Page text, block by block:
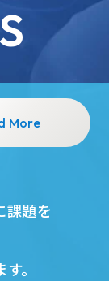
More
課題を
。